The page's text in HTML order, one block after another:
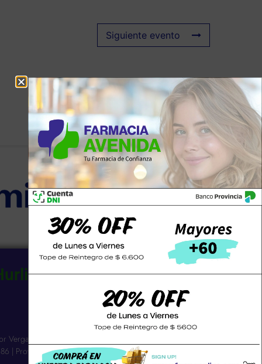
Siguiente evento
SCS
Vergara 3263 |
| Provincia:
Email